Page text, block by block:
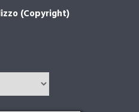
(Copyright)